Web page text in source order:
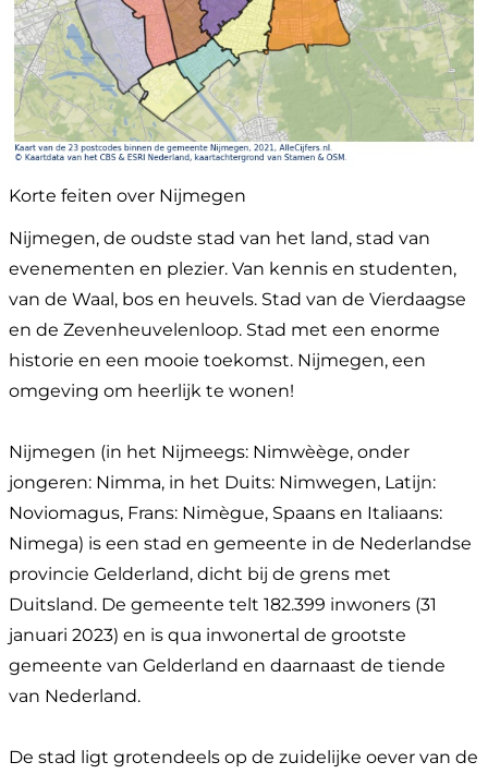
Korte feiten over Nijmegen
Nijmegen, de oudste stad van het land, stad van
evenementen en plezier. Van kennis en studenten,
van de Waal, bos en heuvels. Stad van de Vierdaagse
en de Zevenheuvelenloop. Stad met een enorme
historie en een mooie toekomst. Nijmegen, een
omgeving om heerlijk te wonen!
Nijmegen (in het Nijmeegs: Nimwèège, onder
jongeren: Nimma, in het Duits: Nimwegen, Latijn:
Noviomagus, Frans: Nimègue, Spaans en Italiaans:
Nimega) is een stad en gemeente in de Nederlandse
provincie Gelderland, dicht bij de grens met
Duitsland. De gemeente telt 182.399 inwoners (31
januari 2023) en is qua inwonertal de grootste
gemeente van Gelderland en daarnaast de tiende
van Nederland.
De stad ligt grotendeels op de zuidelijke oever van de